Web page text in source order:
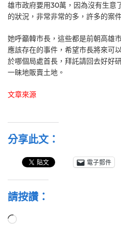
雄市政府要用30萬，因為沒有生意
的狀況，非常非常的多，許多的案
她呼籲韓市長，這些都是前朝高雄
應該存在的事件，希望市長將來可
於哪個局處首長，拜託請回去好好
一昧地販賣土地。
文章來源
分享此文：
電子郵件
請按讚：
正